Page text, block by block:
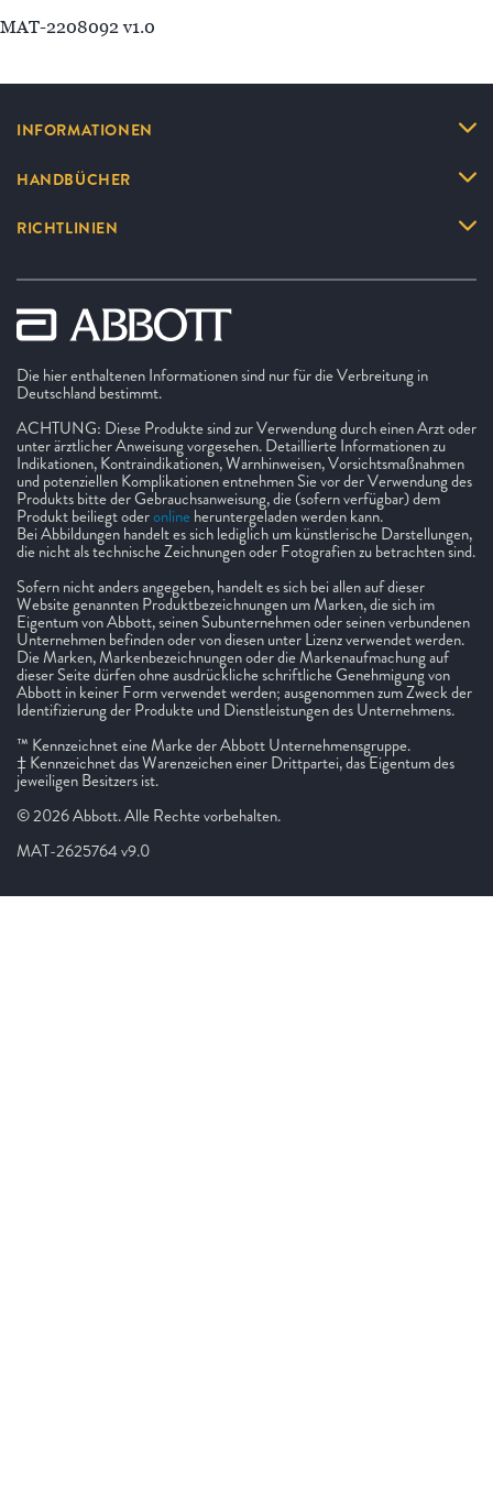
MAT-2208092 v1.0
INFORMATIONEN
HANDBÜCHER
RICHTLINIEN
Die hier enthaltenen Informationen sind nur für die Verbreitung in
Deutschland bestimmt.
ACHTUNG: Diese Produkte sind zur Verwendung durch einen Arzt oder
unter ärztlicher Anweisung vorgesehen. Detaillierte Informationen zu
Indikationen, Kontraindikationen, Warnhinweisen, Vorsichtsmaßnahmen
und potenziellen Komplikationen entnehmen Sie vor der Verwendung des
Produkts bitte der Gebrauchsanweisung, die (sofern verfügbar) dem
Produkt beiliegt oderonlineheruntergeladen werden kann.
Bei Abbildungen handelt es sich lediglich um künstlerische Darstellungen,
die nicht als technische Zeichnungen oder Fotografien zu betrachten sind.
Sofern nicht anders angegeben, handelt es sich bei allen auf dieser
Website genannten Produktbezeichnungen um Marken, die sich im
Eigentum von Abbott, seinen Subunternehmen oder seinen verbundenen
Unternehmen befinden oder von diesen unter Lizenz verwendet werden.
Die Marken, Markenbezeichnungen oder die Markenaufmachung auf
dieser Seite dürfen ohne ausdrückliche schriftliche Genehmigung von
Abbott in keiner Form verwendet werden; ausgenommen zum Zweck der
Identifizierung der Produkte und Dienstleistungen des Unternehmens.
™ Kennzeichnet eine Marke der Abbott Unternehmensgruppe.
‡ Kennzeichnet das Warenzeichen einer Drittpartei, das Eigentum des
jeweiligen Besitzers ist.
© 2026 Abbott. Alle Rechte vorbehalten.
MAT-2625764 v9.0